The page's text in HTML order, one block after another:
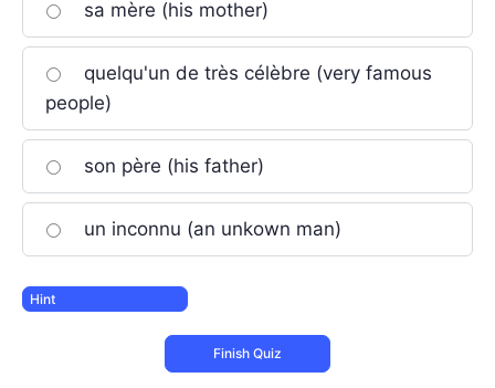
sa mère (his mother)
quelqu'un de très célèbre (very famous
people)
son père (his father)
un inconnu (an unkown man)